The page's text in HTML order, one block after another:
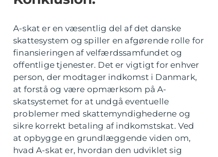
A-skat er en væsentlig del af det danske
skattesystem og spiller en afgørende rolle for
finansieringen af velfærdssamfundet og
offentlige tjenester. Det er vigtigt for enhver
person, der modtager indkomst i Danmark,
at forstå og være opmærksom på A-
skatsystemet for at undgå eventuelle
problemer med skattemyndighederne og
sikre korrekt betaling af indkomstskat. Ved
at opbygge en grundlæggende viden om,
hvad A-skat er, hvordan den udviklet sig